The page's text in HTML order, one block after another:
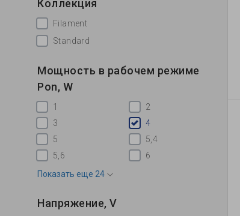
Коллекция
Filament
Standard
Мощность в рабочем режиме
Pon, W
1
2
3
4
5
5,4
5,6
6
Показать еще 24
Напряжение, V